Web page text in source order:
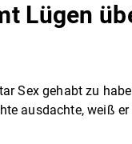
Lügen
Sex gehabt zu
ausdachte, weiß